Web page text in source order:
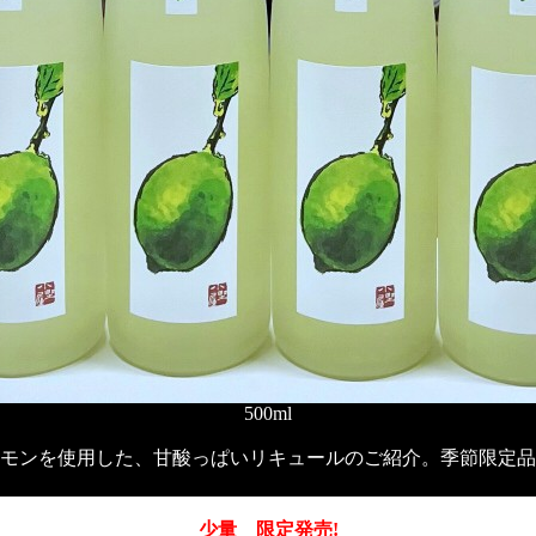
500ml
ンを使用した、甘酸っぱいリキュールのご紹介。季節限定
少量 限定発売!